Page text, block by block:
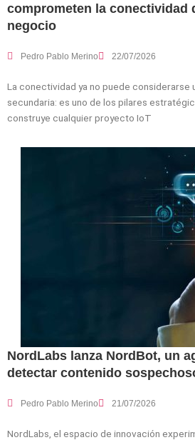
comprometen la conectividad
negocio
Pedro Pablo Merino 22/07/2026
La conectividad ya no puede considerarse
secundaria: es uno de los pilares
construye cualquier proyecto IoT
NordLabs lanza NordBot, un
detectar contenido
Pedro Pablo Merino 21/07/2026
NordLabs, el espacio de innovación